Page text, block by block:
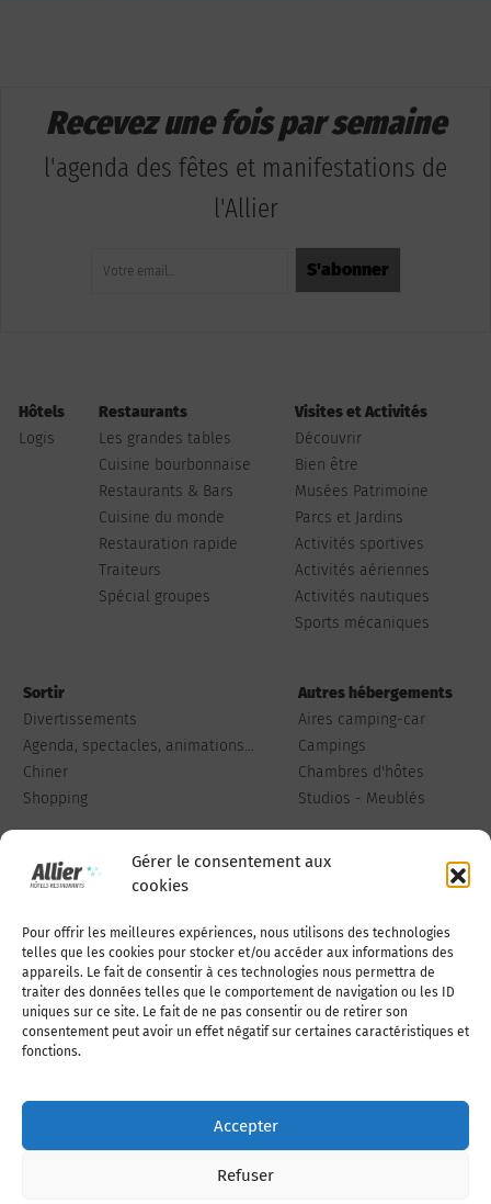
Gérer le consentement aux
cookies
Pour offrir les meilleures expériences, nous utilisons des technologies
telles que les cookies pour stocker et/ou accéder aux informations des
appareils. Le fait de consentir à ces technologies nous permettra de
traiter des données telles que le comportement de navigation ou les ID
uniques sur ce site. Le fait de ne pas consentir ou de retirer son
consentement peut avoir un effet négatif sur certaines caractéristiques et
fonctions.
Accepter
Refuser
Recevez une fois par semaine
l'agenda des fêtes et manifestations de
l'Allier
Hôtels
Logis
Restaurants
Les grandes tables
Cuisine bourbonnaise
Restaurants & Bars
Cuisine du monde
Restauration rapide
Traiteurs
Spécial groupes
Visites et Activités
Découvrir
Bien être
Musées Patrimoine
Parcs et Jardins
Activités sportives
Activités aériennes
Activités nautiques
Sports mécaniques
Sortir
Divertissements
Agenda, spectacles, animations...
Chiner
Shopping
Autres hébergements
Aires camping-car
Campings
Chambres d'hôtes
Studios - Meublés
Qui sommes-nous Publiez votre annonce
Adhérer à l’association Nous contacter
Politique de cookies (UE)